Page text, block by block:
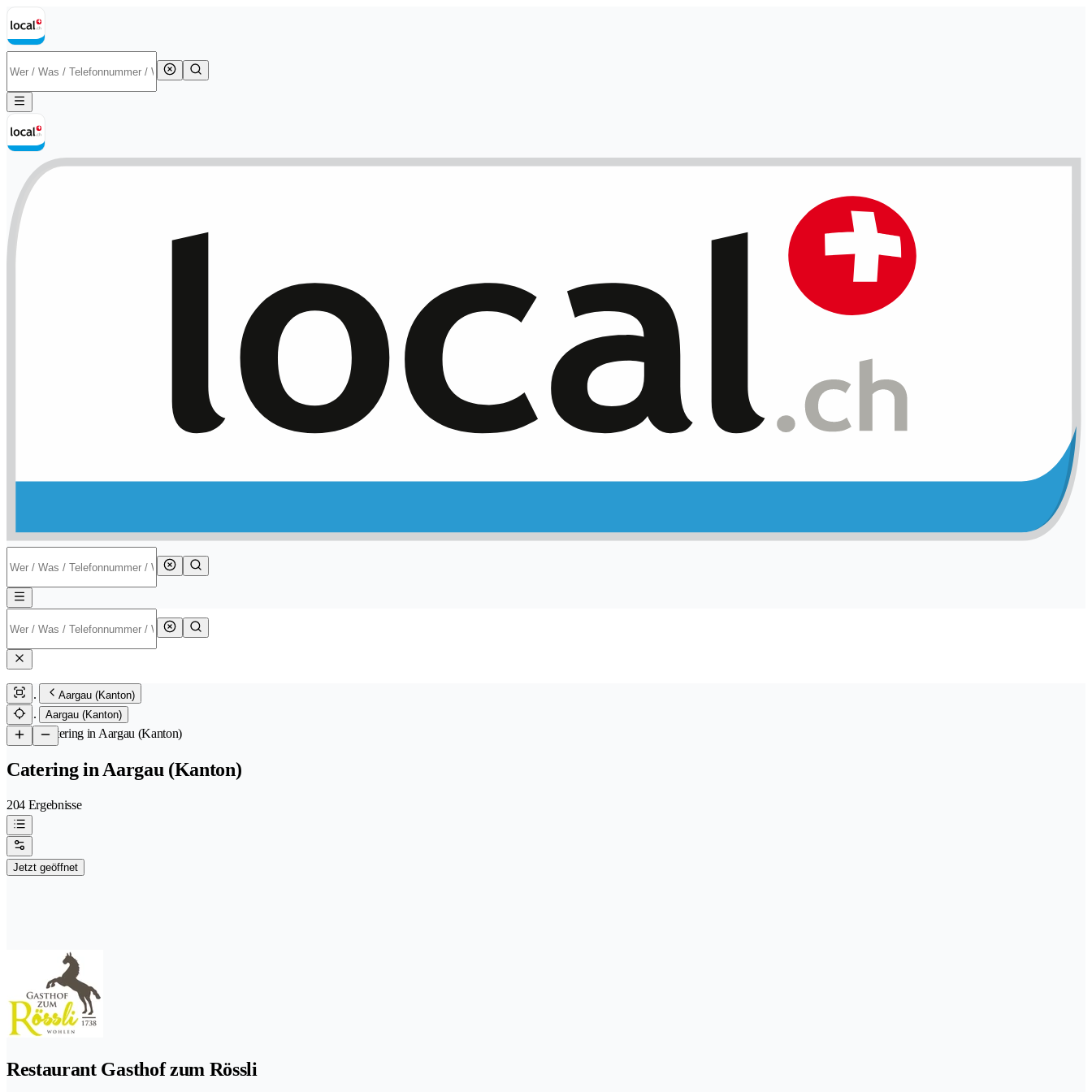
Aargau (Kanton)
Aargau (Kanton)
/Catering in Aargau (Kanton)
Catering in Aargau (Kanton)
204 Ergebnisse
Jetzt geöffnet
Restaurant Gasthof zum Rössli